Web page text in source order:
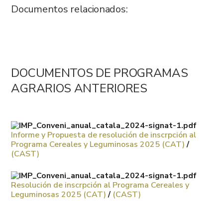
Documentos relacionados:
DOCUMENTOS DE PROGRAMAS
AGRARIOS ANTERIORES
Informe y Propuesta de resolución de inscrpción al
Programa Cereales y Leguminosas 2025 (CAT)/
(CAST)
Resolución de inscrpción al Programa Cereales y
Leguminosas 2025 (CAT)/ (CAST)